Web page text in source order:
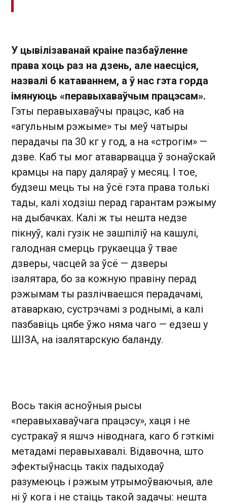
У цывілізаванай краіне пазбаўленне
права хоць раз на дзень, але наесціся,
назвалі б катаваннем, а ў нас гэта горда
імянуюць «перавыхаваўчым працэсам».
Гэты перавыхаваўчы працэс, каб на
«агульным рэжыме» ты меў чатыры
перадачы па 30 кг у год, а на «строгім» —
дзве. Каб ты мог атаварвацца ў зонаўскай
крамцы на пару даляраў у месяц. І тое,
будзеш мець ты на ўсё гэта права толькі
тады, калі ходзіш перад гарантам рэжыму
на дыбачках. Калі ж ты нешта недзе
пікнуў, калі гузік не зашпіліў на кашулі,
галодная смерць грукаецца ў твае
дзверы, часцей за ўсё — дзверы
ізалятара, бо за кожную правіну перад
рэжымам ты разлічваешся перадачамі,
атаваркаю, сустрэчамі з роднымі, а калі
пазбавіць цябе ўжо няма чаго — едзеш у
ШІЗА, на ізалятарскую баланду.
Вось такія асноўныя рысы
«перавыхаваўчага працэсу», хаця і не
сустракаў я яшчэ ніводнага, каго б гэткімі
метадамі перавыхавалі. Відавочна, што
эфектыўнасць такіх падыходаў
разумеюць і рэжым утрымоўваючыя, але
ні ў кога і не стаіць такой задачы: нешта